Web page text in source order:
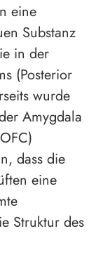
eine
Substanz
in der
(Posterior
wurde
Amygdala
dass die
eine
Struktur des